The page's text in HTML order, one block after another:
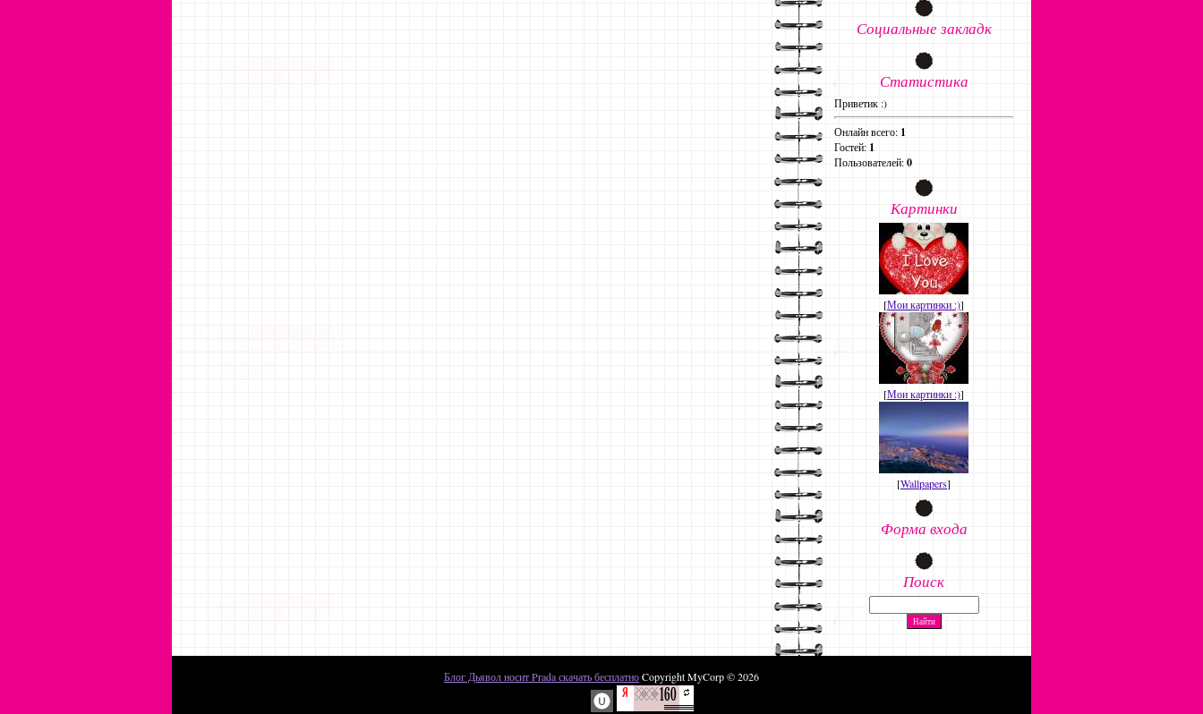
Социальные закладк
Статистика
Приветик :)
Онлайн всего: 1
Гостей:1
Пользователей:0
Картинки
[Мои картинки :)]
[Мои картинки :)]
[Wallpapers]
Форма входа
Поиск
Блог Дьявол носит Prada скачать бесплатноCopyright MyCorp © 2026